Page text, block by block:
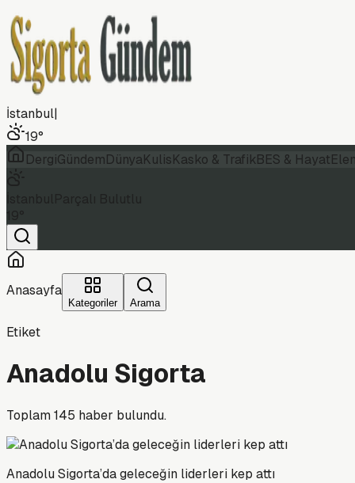
İstanbul|
19°
DergiGündemDünyaKulisKasko & TrafikBES & Hayat
Anasayfa
Kategoriler Arama
Etiket
Anadolu Sigorta
Toplam145 haber bulundu.
Anadolu Sigorta’da geleceğin liderleri kep attı